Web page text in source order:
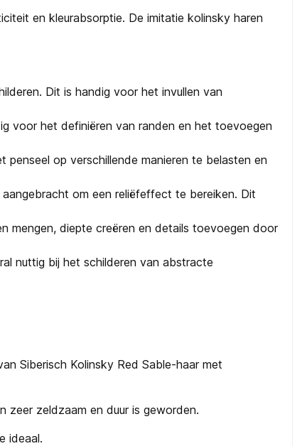
en kleurabsorptie. De imitatie kolinsky haren
Dit is handig voor het invullen van
voor het definiëren van randen en het toevoegen
op verschillende manieren te belasten en
om een reliëfeffect te bereiken. Dit
mengen, diepte creëren en details toevoegen door
nuttig bij het schilderen van abstracte
Siberisch Kolinsky Red Sable-haar met
zeer zeldzaam en duur is geworden.
ideaal.